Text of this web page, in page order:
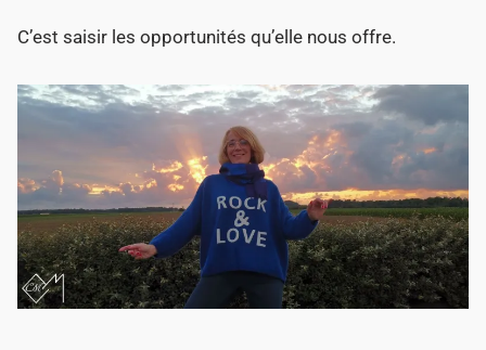
C’est saisir les opportunités qu’elle nous offre.